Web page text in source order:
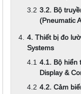
3.2. Bộ
(Pneumatic
4. Thiết bị đo
Systems
4.1. Bộ hiển
Display &
4.2. Cảm